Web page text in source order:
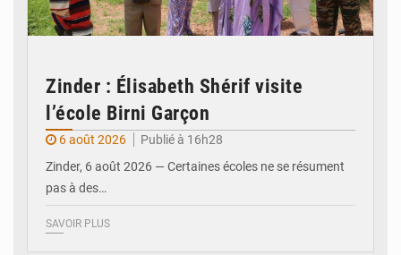
Zinder : Élisabeth Shérif visite
l’école Birni Garçon
6 août 2026
Publié à 16h28
Zinder, 6 août 2026 — Certaines écoles ne se résument
pas à des…
SAVOIR PLUS